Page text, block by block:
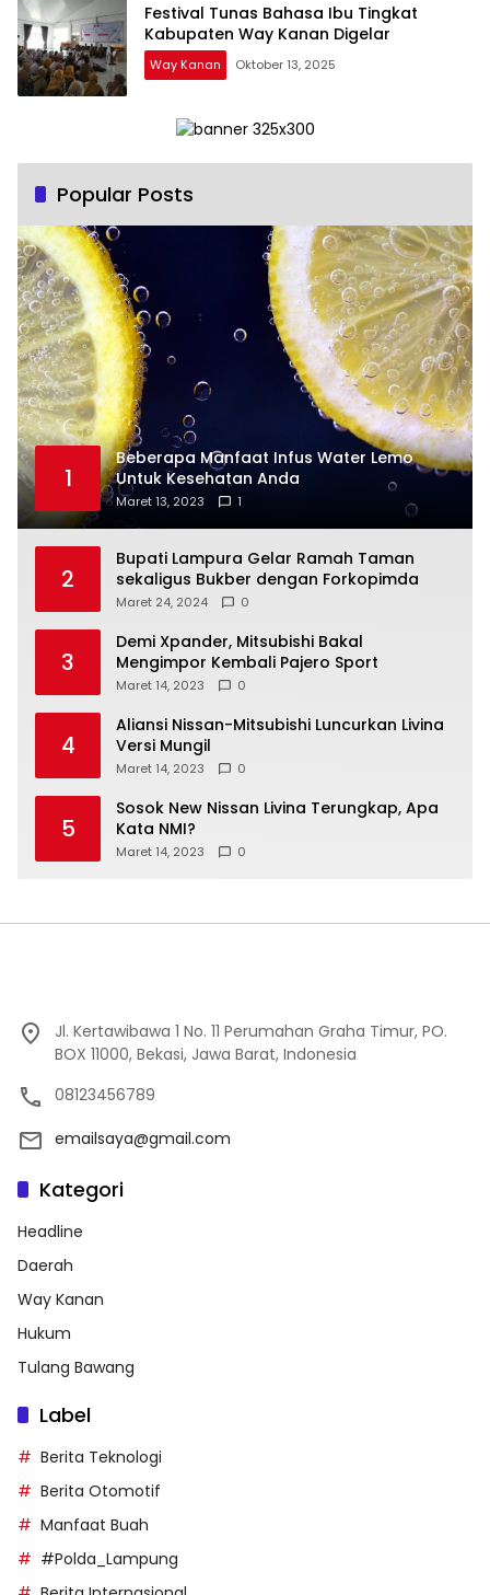
Festival Tunas Bahasa Ibu Tingkat
Kabupaten Way Kanan Digelar
Way Kanan Oktober 13, 2025
Popular Posts
1
Beberapa Manfaat Infus Water Lemo
Untuk Kesehatan Anda
Maret 13, 2023 1
2
Bupati Lampura Gelar Ramah Taman
sekaligus Bukber dengan Forkopimda
Maret 24, 2024 0
3
Demi Xpander, Mitsubishi Bakal
Mengimpor Kembali Pajero Sport
Maret 14, 2023 0
4
Aliansi Nissan-Mitsubishi Luncurkan Livina
Versi Mungil
Maret 14, 2023 0
5
Sosok New Nissan Livina Terungkap, Apa
Kata NMI?
Maret 14, 2023 0
Jl. Kertawibawa 1 No. 11 Perumahan Graha Timur, PO.
BOX 11000, Bekasi, Jawa Barat, Indonesia
08123456789
emailsaya@gmail.com
Kategori
Headline
Daerah
Way Kanan
Hukum
Tulang Bawang
Label
Berita Teknologi
Berita Otomotif
Manfaat Buah
#Polda_Lampung